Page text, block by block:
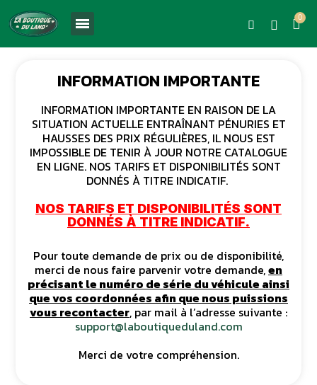
INFORMATION IMPORTANTE
INFORMATION IMPORTANTE EN RAISON DE LA
SITUATION ACTUELLE ENTRAÎNANT PÉNURIES ET
HAUSSES DES PRIX RÉGULIÈRES, IL NOUS EST
IMPOSSIBLE DE TENIR À JOUR NOTRE CATALOGUE
EN LIGNE. NOS TARIFS ET DISPONIBILITÉS SONT
DONNÉS À TITRE INDICATIF.
NOS TARIFS ET DISPONIBILITÉS SONT
DONNÉS À TITRE INDICATIF.
Pour toute demande de prix ou de disponibilité,
merci de nous faire parvenir votre demande,en
précisant le numéro de série du véhicule ainsi
que vos coordonnées afin que nous puissions
vous recontacter, par mail à l’adresse suivante :
support@laboutiqueduland.com
Merci de votre compréhension.